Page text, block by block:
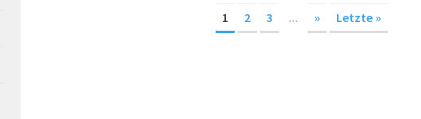
1 2 3 ... » Letzte »